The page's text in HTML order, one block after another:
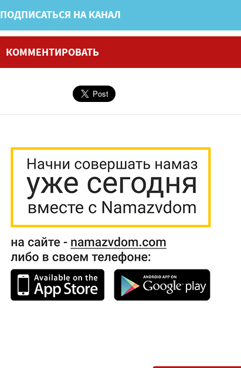
ПОДПИСАТЬСЯ НА КАНАЛ
КОММЕНТИРОВАТЬ